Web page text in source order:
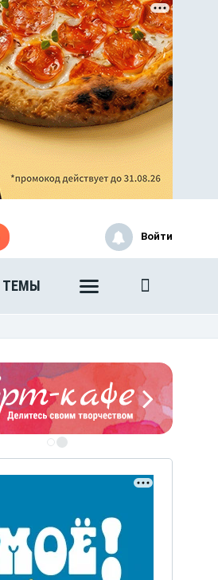
ТЕМЫ
Войти
Книга памяти воронежских
ЭТО БЫЛО В
воинов-интернационалистов
ЭТО БЫЛО В
Книга памяти воронежских